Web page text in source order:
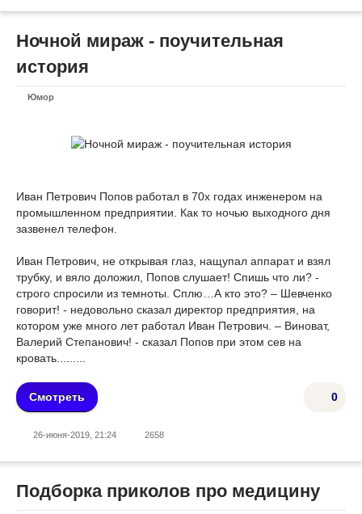
Ночной мираж - поучительная
история
Юмор
Иван Петрович Попов работал в 70х годах инженером на
промышленном предприятии. Как то ночью выходного дня
зазвенел телефон.
Иван Петрович, не открывая глаз, нащупал аппарат и взял
трубку, и вяло доложил, Попов слушает! Спишь что ли? -
строго спросили из темноты. Сплю…А кто это? – Шевченко
говорит! - недовольно сказал директор предприятия, на
котором уже много лет работал Иван Петрович. – Виноват,
Валерий Степанович! - сказал Попов при этом сев на
кровать.........
0
Смотреть
26-июня-2019, 21:24 2658
Подборка приколов про медицину